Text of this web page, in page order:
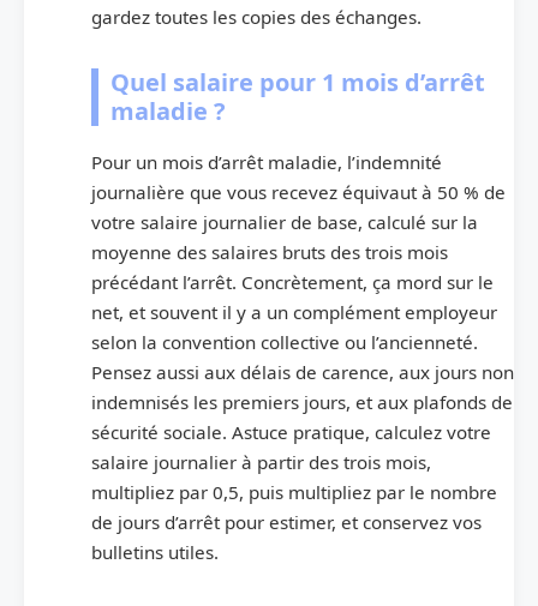
gardez toutes les copies des échanges.
Quel salaire pour 1 mois d’arrêt
maladie ?
Pour un mois d’arrêt maladie, l’indemnité
journalière que vous recevez équivaut à 50 % de
votre salaire journalier de base, calculé sur la
moyenne des salaires bruts des trois mois
précédant l’arrêt. Concrètement, ça mord sur le
net, et souvent il y a un complément employeur
selon la convention collective ou l’ancienneté.
Pensez aussi aux délais de carence, aux jours non
indemnisés les premiers jours, et aux plafonds de
sécurité sociale. Astuce pratique, calculez votre
salaire journalier à partir des trois mois,
multipliez par 0,5, puis multipliez par le nombre
de jours d’arrêt pour estimer, et conservez vos
bulletins utiles.